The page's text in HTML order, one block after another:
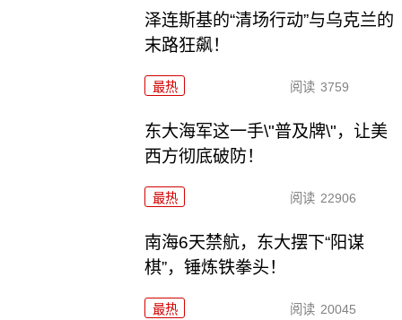
泽连斯基的“清场行动”与乌克兰的
末路狂飙！
最热 阅读 3759
东大海军这一手\"普及牌\"，让美
西方彻底破防！
最热 阅读 22906
南海6天禁航，东大摆下“阳谋
棋”，锤炼铁拳头！
最热 阅读 20045